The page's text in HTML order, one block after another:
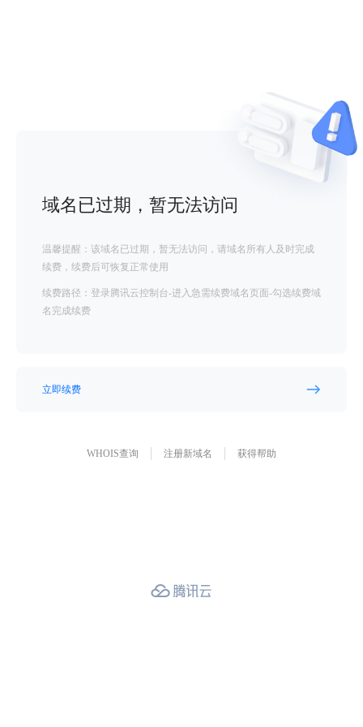
域名已过期，暂无法访问
温馨提醒：该域名已过期，暂无法访问，请域名所有人及时完成
续费，续费后可恢复正常使用
续费路径：登录腾讯云控制台-进入急需续费域名页面-勾选续费域
名完成续费
立即续费
WHOIS查询 注册新域名 获得帮助